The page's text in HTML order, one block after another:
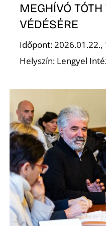
MEGHÍVÓ
VÉDÉSÉRE
Időpont: 2026.01.22.,
Helyszín: Lengyel